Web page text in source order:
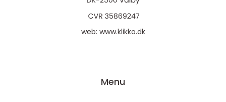
web: www.klikko.dk
Menu